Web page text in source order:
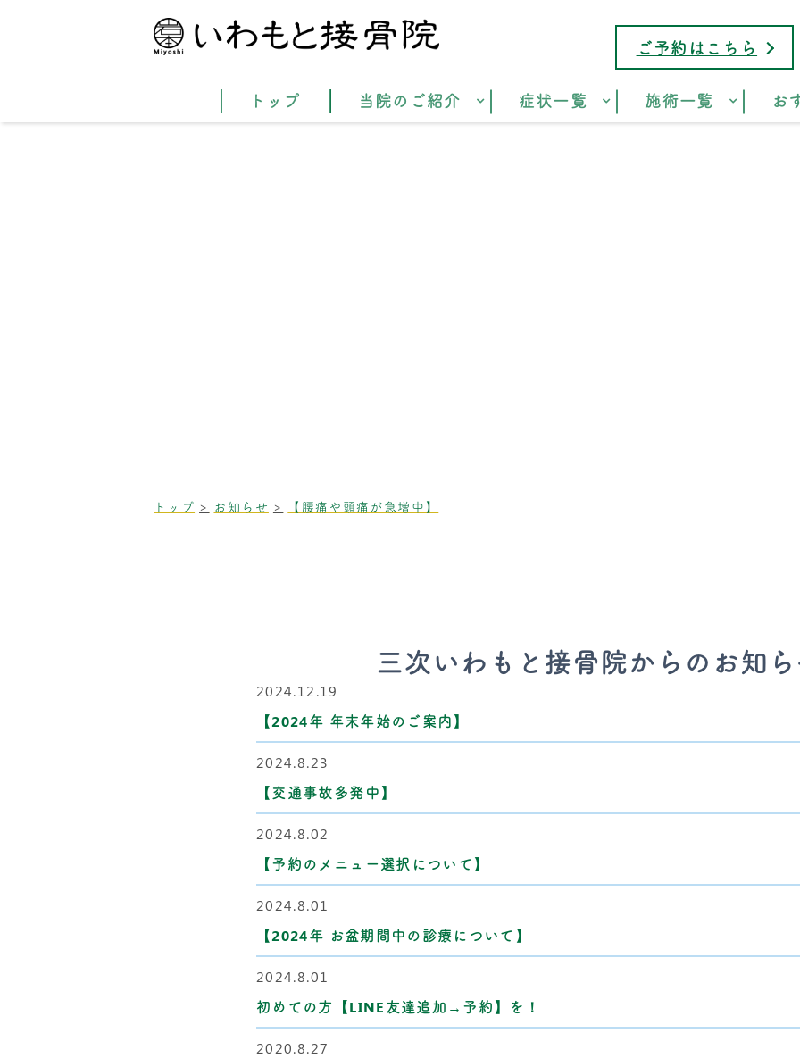
ご予約はこちら
トップ 当院のご紹介 症状一覧 施術一覧 お
トップ お知らせ 【腰痛や頭痛が急増中】
三次いわもと接骨院からのお知
2024.12.19
【2024年 年末年始のご案内】
2024.8.23
【交通事故多発中】
2024.8.02
【予約のメニュー選択について】
2024.8.01
【2024年 お盆期間中の診療について】
2024.8.01
初めての方【LINE友達追加→予約】を！
2020.8.27